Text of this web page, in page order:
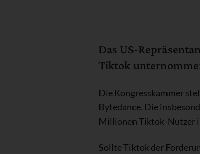
Das US-
Tiktok
Die Kongresskammer
Bytedance. Die
Millionen Tiktok-Nutzer
Sollte Tiktok der